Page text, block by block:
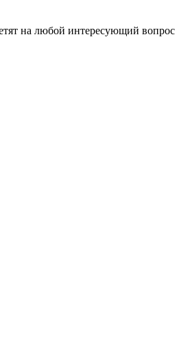
на любой интересующий вопрос